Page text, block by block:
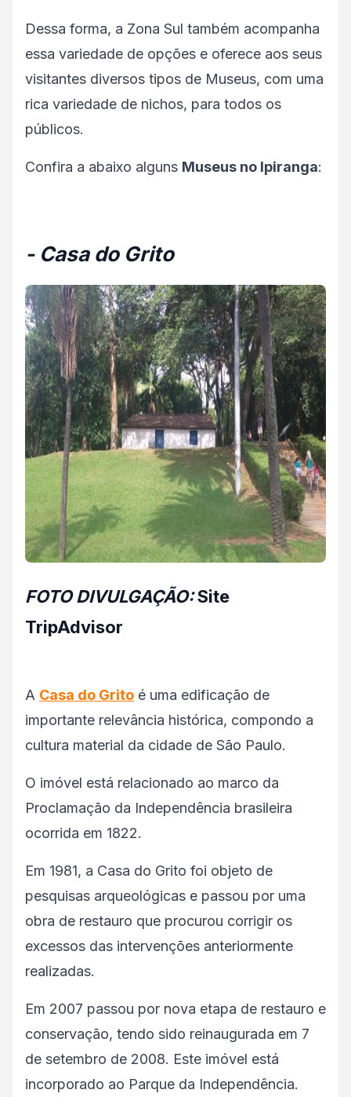
Dessa forma, a Zona Sul também acompanha
essa variedade de opções e oferece aos seus
visitantes diversos tipos de Museus, com uma
rica variedade de nichos, para todos os
públicos.
Confira a abaixo alguns Museus no Ipiranga:
- Casa do Grito
FOTO DIVULGAÇÃO:Site
TripAdvisor
A Casa do Grito é uma edificação de
importante relevância histórica, compondo a
cultura material da cidade de São Paulo.
O imóvel está relacionado ao marco da
Proclamação da Independência brasileira
ocorrida em 1822.
Em 1981, a Casa do Grito foi objeto de
pesquisas arqueológicas e passou por uma
obra de restauro que procurou corrigir os
excessos das intervenções anteriormente
realizadas.
Em 2007 passou por nova etapa de restauro e
conservação, tendo sido reinaugurada em 7
de setembro de 2008. Este imóvel está
incorporado ao Parque da Independência.